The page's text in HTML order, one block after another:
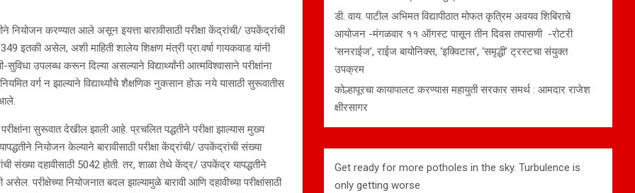
नियोजन करण्यात आले असून इयत्ता बारावीसाठी परीक्षा केंद्रांची/ उपकेंद्रांची
इतकी असेल, अशी माहिती शालेय शिक्षण मंत्री प्रा.वर्षा गायकवाड यांनी
सुविधा उपलब्ध करून दिल्या असल्याने विद्यार्थ्यांनी आत्मविश्वासाने परीक्षांना
वर्ग न झाल्याने विद्यार्थ्यांचे शैक्षणिक नुकसान होऊ नये यासाठी सुरूवातीस
आले.
सुरूवात देखील झाली आहे. प्रचलित पद्धतीने परीक्षा झाल्यास मुख्य
नियोजन केल्याने बारावीसाठी परीक्षा केंद्रांची/ उपकेंद्रांची संख्या
संख्या दहावीसाठी 5042 होती. तर, शाळा तेथे केंद्र/ उपकेंद्र यापद्धतीने
परीक्षेच्या नियोजनात बदल झाल्यामुळे बारावी आणि दहावीच्या परीक्षांसाठी
डी. वाय. पाटील अभिमत विद्यापीठात मोफत कृत्रिम अवयव शिबिराचे
आयोजन -मंगळवार ११ ऑगस्ट पासून तीन दिवस तपासणी -रोटरी
‘सनराईज’, राईज बायोनिक्स, ‘इक्विटास’, ‘समृद्धी’ ट्रस्टचा संयुक्त
उपक्रम
कोल्हापूरचा कायापालट करण्यास महायुती सरकार समर्थ : आमदार राजेश
क्षीरसागर
Get ready for more potholes in the sky. Turbulence is
only getting worse